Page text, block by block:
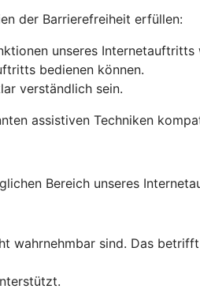
der Barrierefreiheit erfüllen:
unseres Internetauftritts
bedienen können.
verständlich sein.
assistiven Techniken
Bereich unseres
wahrnehmbar sind. Das